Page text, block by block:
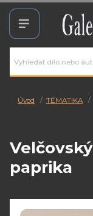
Úvod TÉMATIKA
paprika